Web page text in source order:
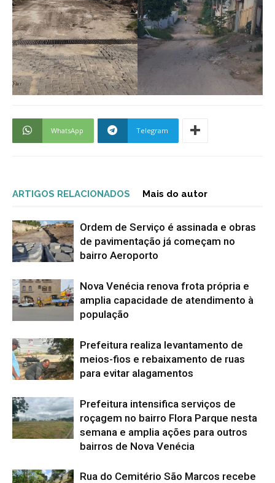
WhatsApp Telegram
ARTIGOS RELACIONADOS Mais do autor
Ordem de Serviço é assinada e obras
de pavimentação já começam no
bairro Aeroporto
Nova Venécia renova frota própria e
amplia capacidade de atendimento à
população
Prefeitura realiza levantamento de
meios-fios e rebaixamento de ruas
para evitar alagamentos
Prefeitura intensifica serviços de
roçagem no bairro Flora Parque nesta
semana e amplia ações para outros
bairros de Nova Venécia
Rua do Cemitério São Marcos recebe